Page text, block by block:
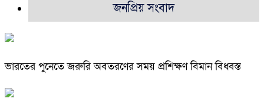
জনপ্রিয় সংবাদ
ভারতের পুনেতে জরুরি অবতরণের সময় প্রশিক্ষণ বিমান বিধ্বস্ত